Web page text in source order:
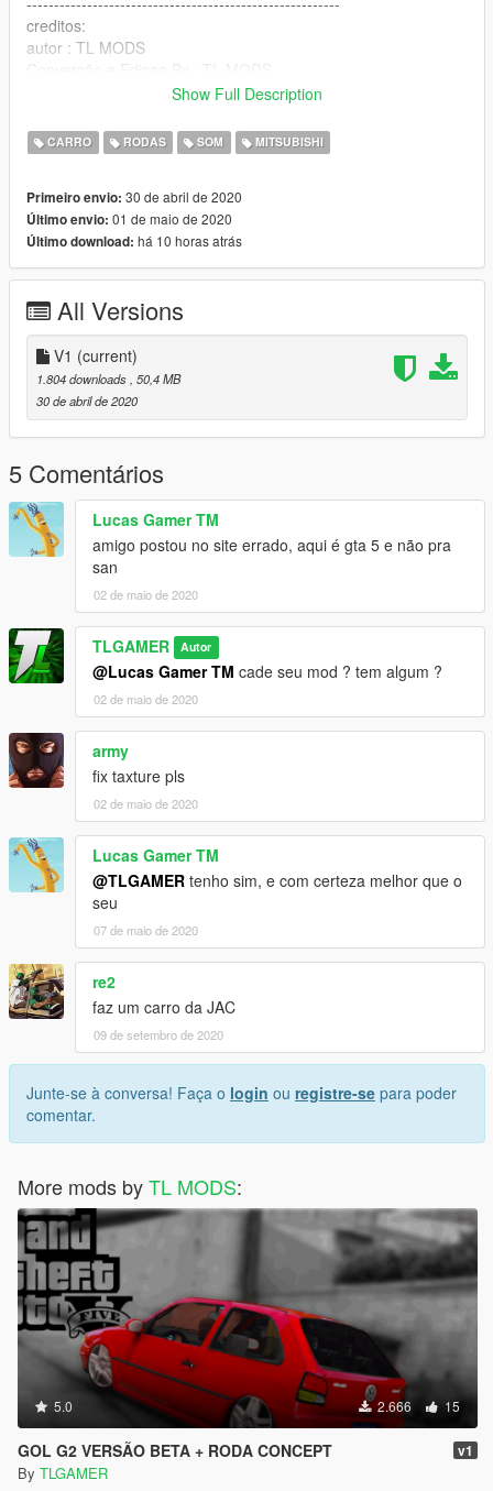
creditos:
autor : TL MODS
CANAL YOUTUBE --> https://www.youtube.com/TLMODS
DESCRIÇÃO DOS VIDEOS •••
--------------------------------------------------------------------------------
x64e.rpf \ levels \ gta5 \ vehicles.rpf \
------------------------------------------------------------------------------
Final version
if you want to record video let the credits
OTHERWISE, I WILL STOP FREEING THE MODS!
VIDEO LINK> https://www.youtube.com/TLMODS
credits:
author: TL MODS
Converting and Editing By: TL MODS
CHANNEL YOUTUBE -> https://www.youtube.com/TLMODS
••• WHO IS USING THE MOD LETS THE CREDITS IN THE
DESCRIPTION OF THE VIDEOS •••
LOCAL: C: \ Program Files (x86) \ Grand Theft Auto V \
x64e.rpf \ levels \ gta5 \ vehicles.rpf \
Show Full Description
CARRO RODAS SOM MITSUBISHI
Primeiro envio: 30 de abril de 2020
Último envio: 01 de maio de 2020
Último download: há 10 horas atrás
All Versions
V1 (current)
1.804 downloads , 50,4 MB
30 de abril de 2020
5 Comentários
Lucas Gamer TM
amigo postou no site errado, aqui é gta 5 e não pra
san
02 de maio de 2020
TLGAMER Autor
@Lucas Gamer TM cade seu mod ? tem algum ?
02 de maio de 2020
army
fix taxture pls
02 de maio de 2020
Lucas Gamer TM
@TLGAMER tenho sim, e com certeza melhor que o
seu
07 de maio de 2020
re2
faz um carro da JAC
09 de setembro de 2020
Junte-se à conversa! Faça o login ou registre-se para poder
comentar.
More mods byTL MODS:
5.0 2.666 15
GOL G2 VERSÃO BETA + RODA CONCEPT v1
By TLGAMER